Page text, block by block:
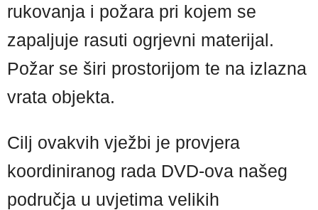
rukovanja i požara pri kojem se
zapaljuje rasuti ogrjevni materijal.
Požar se širi prostorijom te na izlazna
vrata objekta.
Cilj ovakvih vježbi je provjera
koordiniranog rada DVD-ova našeg
područja u uvjetima velikih